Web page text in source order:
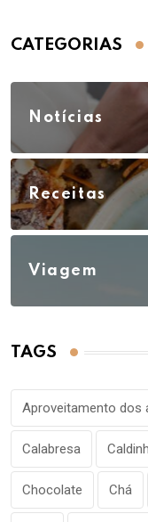
CATEGORIAS
Notícias
Receitas
Viagem
TAGS
Aproveitamento dos
Calabresa
Chocolate Chá